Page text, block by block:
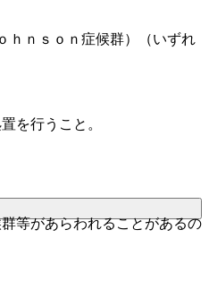
ｎｓｏｎ症候群）（いずれ
を行うこと。
等があらわれることがあるの